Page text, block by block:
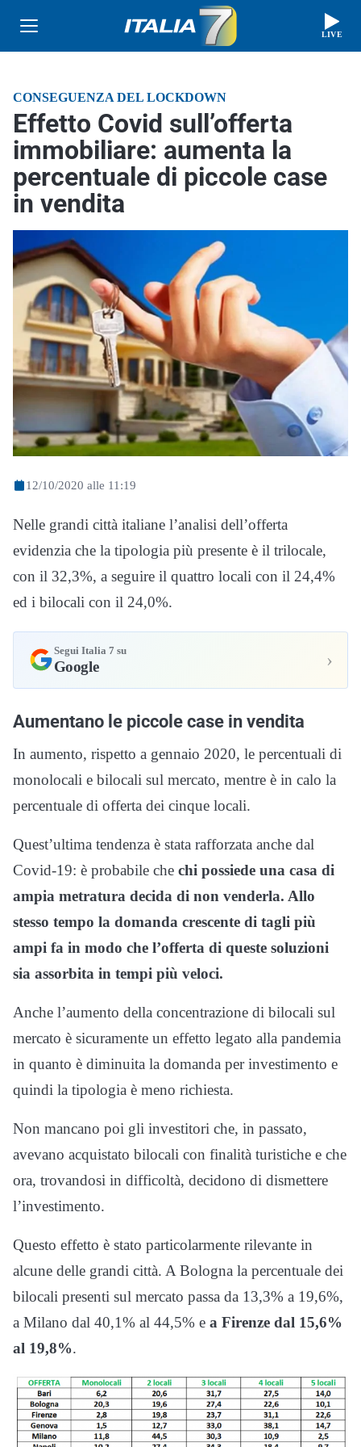
LIVE
CONSEGUENZA DEL LOCKDOWN
Effetto Covid sull’offerta
immobiliare: aumenta la
percentuale di piccole case
in vendita
12/10/2020 alle 11:19
Nelle grandi città italiane l’analisi dell’offerta
evidenzia che la tipologia più presente è il trilocale,
con il 32,3%, a seguire il quattro locali con il 24,4%
ed i bilocali con il 24,0%.
Segui Italia 7 su
Google ›
Aumentano le piccole case in vendita
In aumento, rispetto a gennaio 2020, le percentuali di
monolocali e bilocali sul mercato, mentre è in calo la
percentuale di offerta dei cinque locali.
Quest’ultima tendenza è stata rafforzata anche dal
Covid-19: è probabile che chi possiede una casa di
ampia metratura decida di non venderla. Allo
stesso tempo la domanda crescente di tagli più
ampi fa in modo che l’offerta di queste soluzioni
sia assorbita in tempi più veloci.
Anche l’aumento della concentrazione di bilocali sul
mercato è sicuramente un effetto legato alla pandemia
in quanto è diminuita la domanda per investimento e
quindi la tipologia è meno richiesta.
Non mancano poi gli investitori che, in passato,
avevano acquistato bilocali con finalità turistiche e che
ora, trovandosi in difficoltà, decidono di dismettere
l’investimento.
Questo effetto è stato particolarmente rilevante in
alcune delle grandi città. A Bologna la percentuale dei
bilocali presenti sul mercato passa da 13,3% a 19,6%,
a Milano dal 40,1% al 44,5% e a Firenze dal 15,6%
al 19,8%.